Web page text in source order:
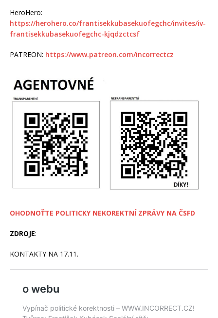
HeroHero:
https://herohero.co/frantisekkubasekuofegchc/invites/iv-
frantisekkubasekuofegchc-kjqdzctcsf
PATREON: https://www.patreon.com/incorrectcz
OHODNOŤTE POLITICKY NEKOREKTNÍ ZPRÁVY NA ČSFD
ZDROJE:
KONTAKTY NA 17.11.